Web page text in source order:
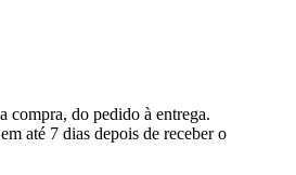
compra, do pedido à entrega.
em até 7 dias depois de receber o